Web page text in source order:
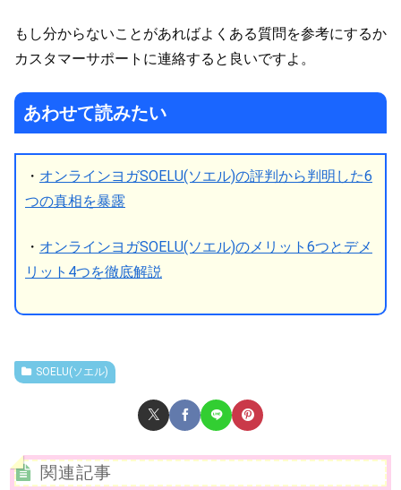
もし分からないことがあればよくある質問を参考にするか
カスタマーサポートに連絡すると良いですよ。
あわせて読みたい
・ オンラインヨガSOELU(ソエル)の評判から判明した6
つの真相を暴露
・ オンラインヨガSOELU(ソエル)のメリット6つとデメ
リット4つを徹底解説
SOELU(ソエル)
関連記事